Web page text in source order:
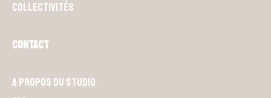
Collectivités
Contact
A propos du Studio